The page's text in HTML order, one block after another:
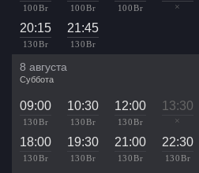
100 Br 100 Br 100 Br ×
20:15
130 Br
21:45
130 Br
8 августа
Суббота
09:00
130 Br
10:30
130 Br
12:00
130 Br
13:30
×
18:00
130 Br
19:30
130 Br
21:00
130 Br
22:30
130 Br